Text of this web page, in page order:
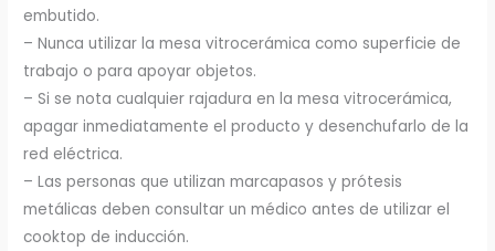
embutido.
– Nunca utilizar la mesa vitrocerámica como superficie de
trabajo o para apoyar objetos.
– Si se nota cualquier rajadura en la mesa vitrocerámica,
apagar inmediatamente el producto y desenchufarlo de la
red eléctrica.
– Las personas que utilizan marcapasos y prótesis
metálicas deben consultar un médico antes de utilizar el
cooktop de inducción.